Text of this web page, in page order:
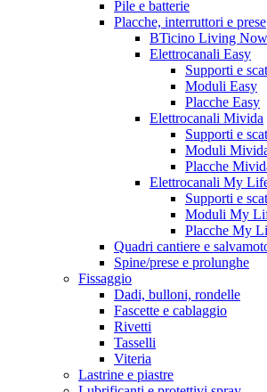
Pile e batterie
Placche, interruttori e prese
BTicino Living Now
Elettrocanali Easy
Supporti e
Moduli Easy
Placche Easy
Elettrocanali Mivida
Supporti e
Moduli
Placche
Elettrocanali My
Supporti e
Moduli My
Placche My
Quadri cantiere e
Spine/prese e prolunghe
Fissaggio
Dadi, bulloni, rondelle
Fascette e cablaggio
Rivetti
Tasselli
Viteria
Lastrine e piastre